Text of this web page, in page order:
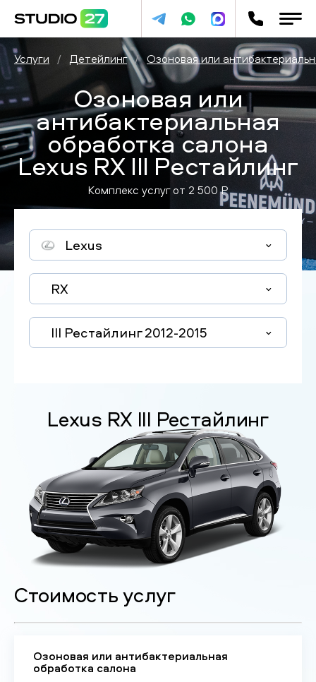
Услуги / Детейлинг / Озоновая или
Озоновая или
антибактериальная
обработка салона
Lexus RX III Рестайлинг
Комплекс услуг от 2 500P
Lexus
RX
III Рестайлинг 2012-2015
Lexus RX III Рестайлинг
Стоимость услуг
Озоновая или антибактериальная
обработка салона